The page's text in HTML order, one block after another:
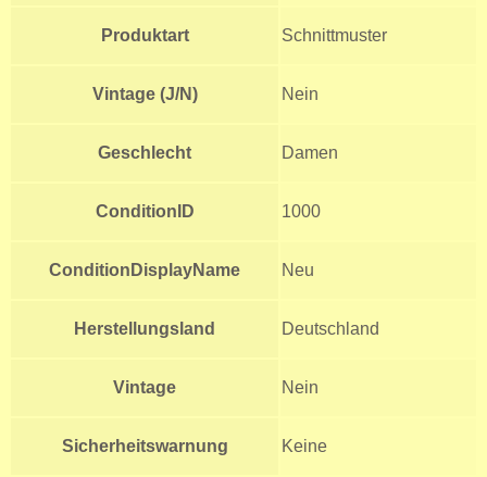
Produktart Schnittmuster
Vintage (J/N) Nein
Geschlecht Damen
ConditionID 1000
ConditionDisplayName Neu
Herstellungsland Deutschland
Vintage Nein
Sicherheitswarnung Keine